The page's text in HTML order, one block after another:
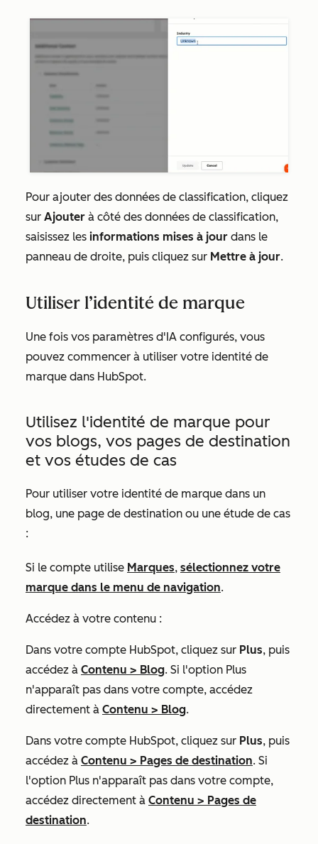
Pour ajouter des données de classification, cliquez
sur Ajouter à côté des données de classification,
saisissez les informations mises à jour dans le
panneau de droite, puis cliquez sur Mettre à jour.
Utiliser l’identité de marque
Une fois vos paramètres d'IA configurés, vous
pouvez commencer à utiliser votre identité de
marque dans HubSpot.
Utilisez l'identité de marque pour
vos blogs, vos pages de destination
et vos études de cas
Pour utiliser votre identité de marque dans un
blog, une page de destination ou une étude de cas
:
Si le compte utilise Marques, sélectionnez votre
marque dans le menu de navigation.
Accédez à votre contenu :
Dans votre compte HubSpot, cliquez sur Plus, puis
accédez à Contenu > Blog. Si l'option Plus
n'apparaît pas dans votre compte, accédez
directement à Contenu > Blog.
Dans votre compte HubSpot, cliquez sur Plus, puis
accédez à Contenu > Pages de destination. Si
l'option Plus n'apparaît pas dans votre compte,
accédez directement à Contenu > Pages de
destination.